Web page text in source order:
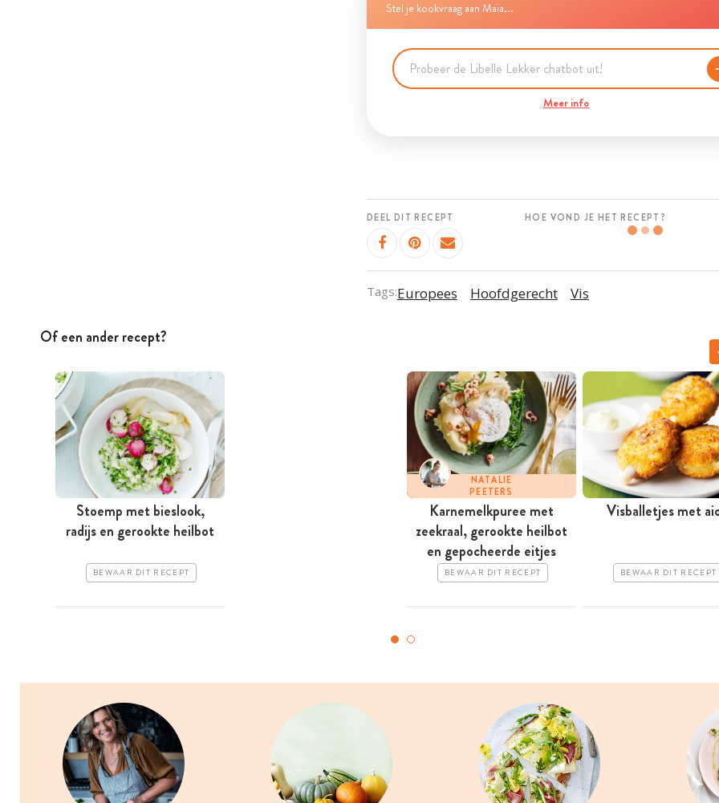
Stel je kookvraag aan Maia...
Meer info
DEEL DIT RECEPT HOE VOND JE HET RECEPT?
Tags:Europees Hoofdgerecht Vis
Of een ander recept?
Stoemp met bieslook,
radijs en gerookte heilbot
BEWAAR DIT RECEPT
NATALIE
PEETERS
Karnemelkpuree met
zeekraal, gerookte heilbot
en gepocheerde eitjes
BEWAAR DIT RECEPT
Visballetjes met
BEWAAR DIT RECEPT